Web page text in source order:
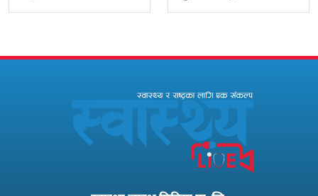
प्रमुख प्रशासकीय सरकारको
विवादास्पद…